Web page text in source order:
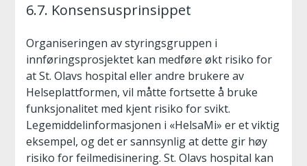
6.7. Konsensusprinsippet
Organiseringen av styringsgruppen i
innføringsprosjektet kan medføre økt risiko for
at St. Olavs hospital eller andre brukere av
Helseplattformen, vil måtte fortsette å bruke
funksjonalitet med kjent risiko for svikt.
Legemiddelinformasjonen i «HelsaMi» er et viktig
eksempel, og det er sannsynlig at dette gir høy
risiko for feilmedisinering. St. Olavs hospital kan